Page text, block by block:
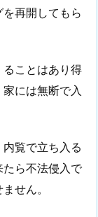
再開してもら
ことはあり得
には無断で入
内覧で立ち入る
ら不法侵入で
せん。